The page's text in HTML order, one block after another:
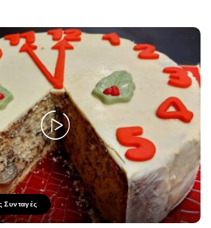
Συνταγές